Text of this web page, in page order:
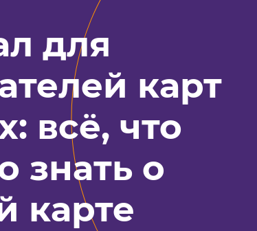
для
карт
всё, что
знать о
карте